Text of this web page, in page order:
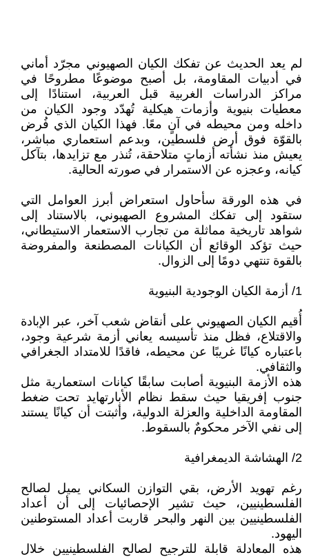
لم يعد الحديث عن تفكك الكيان الصهيوني مجرّد أماني
في أدبيات المقاومة، بل أصبح موضوعًا مطروحًا في
مراكز الدراسات الغربية قبل العربية، استنادًا إلى
معطيات بنيوية وأزمات هيكلية تُهدّد وجود الكيان من
داخله ومن محيطه في آنٍ معًا. فهذا الكيان الذي فُرض
بالقوّة فوق أرض فلسطين، وبدعم استعماري مباشر،
يعيش منذ نشأته أزماتٍ متلاحقة، تُنذر مع تزايدها، بتآكل
كيانه، وعجزه عن الاستمرار في صورته الحالية.
في هذه الورقة سأحاول استعراض أبرز العوامل التي
ستقود إلى تفكك المشروع الصهيوني، بالاستناد إلى
شواهد تاريخية مماثلة من تجارب الاستعمار الاستيطاني،
حيث تؤكد الوقائع أن الكيانات المصطنعة والمفروضة
بالقوة تنتهي دومًا إلى الزوال.
1/ أزمة الكيان الوجودية البنيوية
أُقيم الكيان الصهيوني على أنقاض شعب آخر، عبر الإبادة
والاقتلاع، فظل منذ تأسيسه يعاني أزمة شرعية وجود،
باعتباره كيانًا غريبًا عن محيطه، فاقدًا للامتداد الجغرافي
والثقافي.
هذه الأزمة البنيوية أصابت سابقًا كيانات استعمارية مثل
جنوب إفريقيا حيث سقط نظام الأبارتهايد تحت ضغط
المقاومة الداخلية والعزلة الدولية، وأثبتت أن كيانًا يستند
إلى نفي الآخر محكومٌ بالسقوط.
2/ الهشاشة الديمغرافية
رغم تهويد الأرض، بقي التوازن السكاني يميل لصالح
الفلسطينيين، حيث تشير الإحصائيات إلى أن أعداد
الفلسطينيين بين النهر والبحر قاربت أعداد المستوطنين
اليهود.
هذه المعادلة قابلة للترجيح لصالح الفلسطينيين خلال